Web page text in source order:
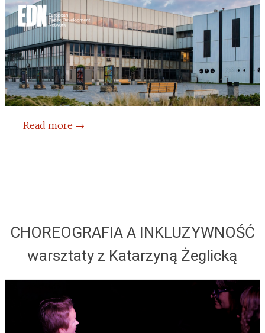
Read more →
CHOREOGRAFIA A INKLUZYWNOŚĆ
warsztaty z Katarzyną Żeglicką